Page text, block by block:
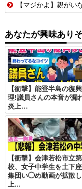
【マジかよ】親がいなくな
あなたが興味あり
【衝撃】能登半島の復
理!議員さんの本音が漏
炎上…
【衝撃】会津若松市立
校、女子中学生を土下
集団い◯め動画が拡散
上...